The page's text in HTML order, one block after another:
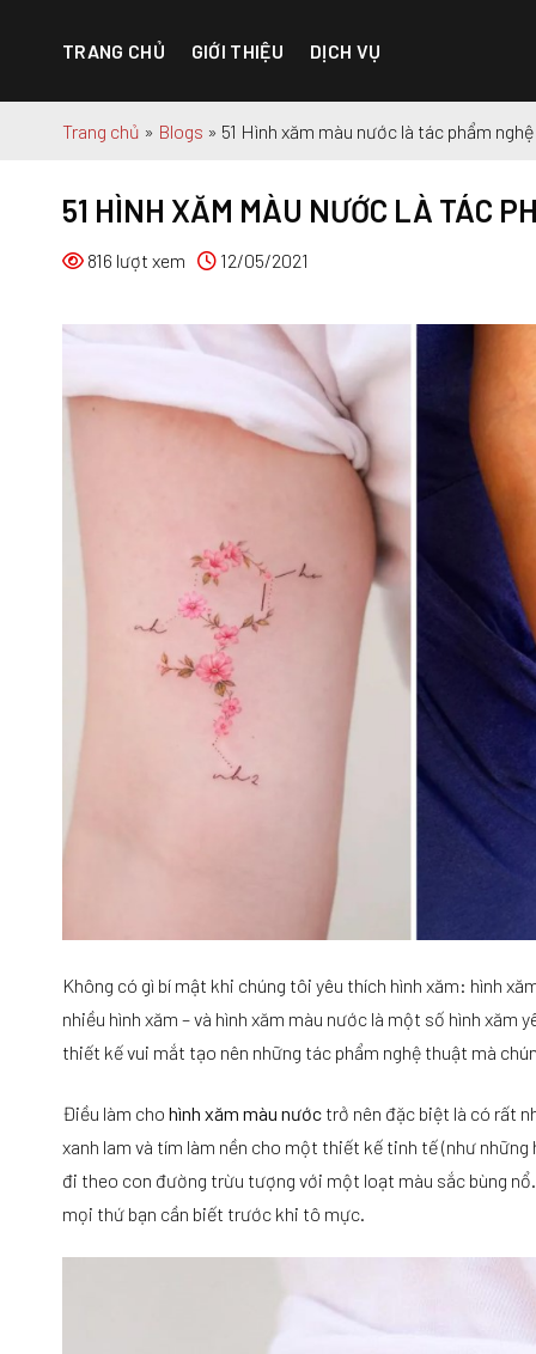
TRANG CHỦ GIỚI THIỆU DỊCH VỤ
Trang chủ » Blogs » 51 Hình xăm màu nước là tác phẩm
51 HÌNH XĂM MÀU NƯỚC LÀ TÁC
816 lượt xem 12/05/2021
Không có gì bí mật khi chúng tôi yêu thích hình xăm: hình
nhiều hình xăm – và hình xăm màu nước là một số hình
thiết kế vui mắt tạo nên những tác phẩm nghệ thuật mà
Điều làm cho hình xăm màu nước trở nên đặc biệt là có rất
xanh lam và tím làm nền cho một thiết kế tinh tế (như
đi theo con đường trừu tượng với một loạt màu sắc bùng
mọi thứ bạn cần biết trước khi tô mực.